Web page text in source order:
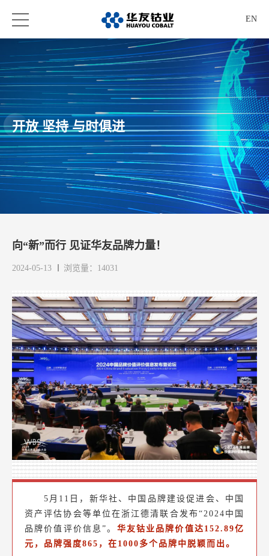
EN
开放 坚持 与时俱进
向“新”而行 见证华友品牌力量！
2024-05-13 浏览量：14031
5月11日，新华社、中国品牌建设促进会、中国
资产评估协会等单位在浙江德清联合发布“2024中国
品牌价值评价信息”。 华友钴业品牌价值达152.89亿
元，品牌强度865，在1000多个品牌中脱颖而出。